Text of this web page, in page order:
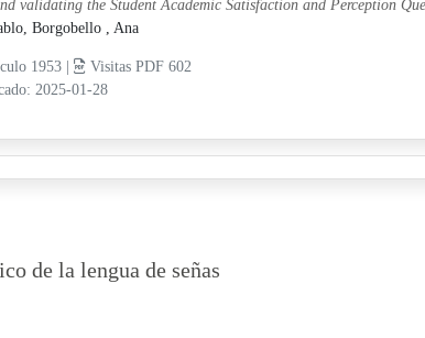
validating the Student Academic Satisfaction and Perception
Borgobello , Ana
1953 |
Visitas PDF 602
2025-01-28
de la lengua de señas